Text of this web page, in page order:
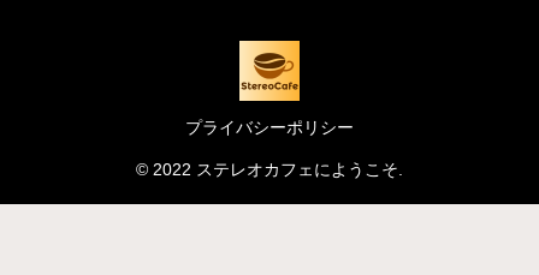
プライバシーポリシー
© 2022 ステレオカフェにようこそ.